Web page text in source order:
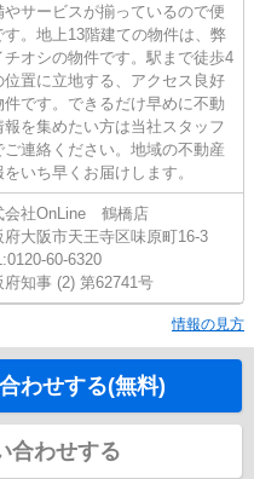
やサービスが揃っているので便
す。地上13階建ての物件は、弊
チオシの物件です。駅まで徒歩4
位置に立地する、アクセス良好
件です。できるだけ早めに不動
報を集めたい方は当社スタッフ
ご連絡ください。地域の不動産
をいち早くお届けします。
会社OnLine 鶴橋店
府大阪市天王寺区味原町16-3
60-6320
府知事 (2) 第62741号
情報の見方
わせする(無料)
合わせする